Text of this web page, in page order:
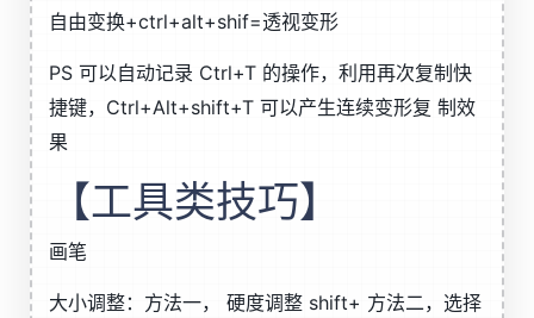
自由变换+ctrl+alt+shif=透视变形
PS 可以自动记录 Ctrl+T 的操作，利用再次复制快
捷键，Ctrl+Alt+shift+T 可以产生连续变形复 制效
果
【工具类技巧】
画笔
大小调整：方法一， 硬度调整 shift+ 方法二，选择